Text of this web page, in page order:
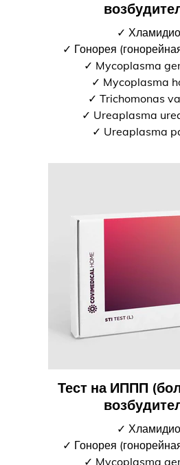
✓
✓ Гонорея
✓ Mycoplasma
✓ Mycoplasma
✓ Trichomonas
✓ Ureaplasma
✓ Ureaplasma
Тест на ИППП
✓
✓ Гонорея
✓ Mycoplasma